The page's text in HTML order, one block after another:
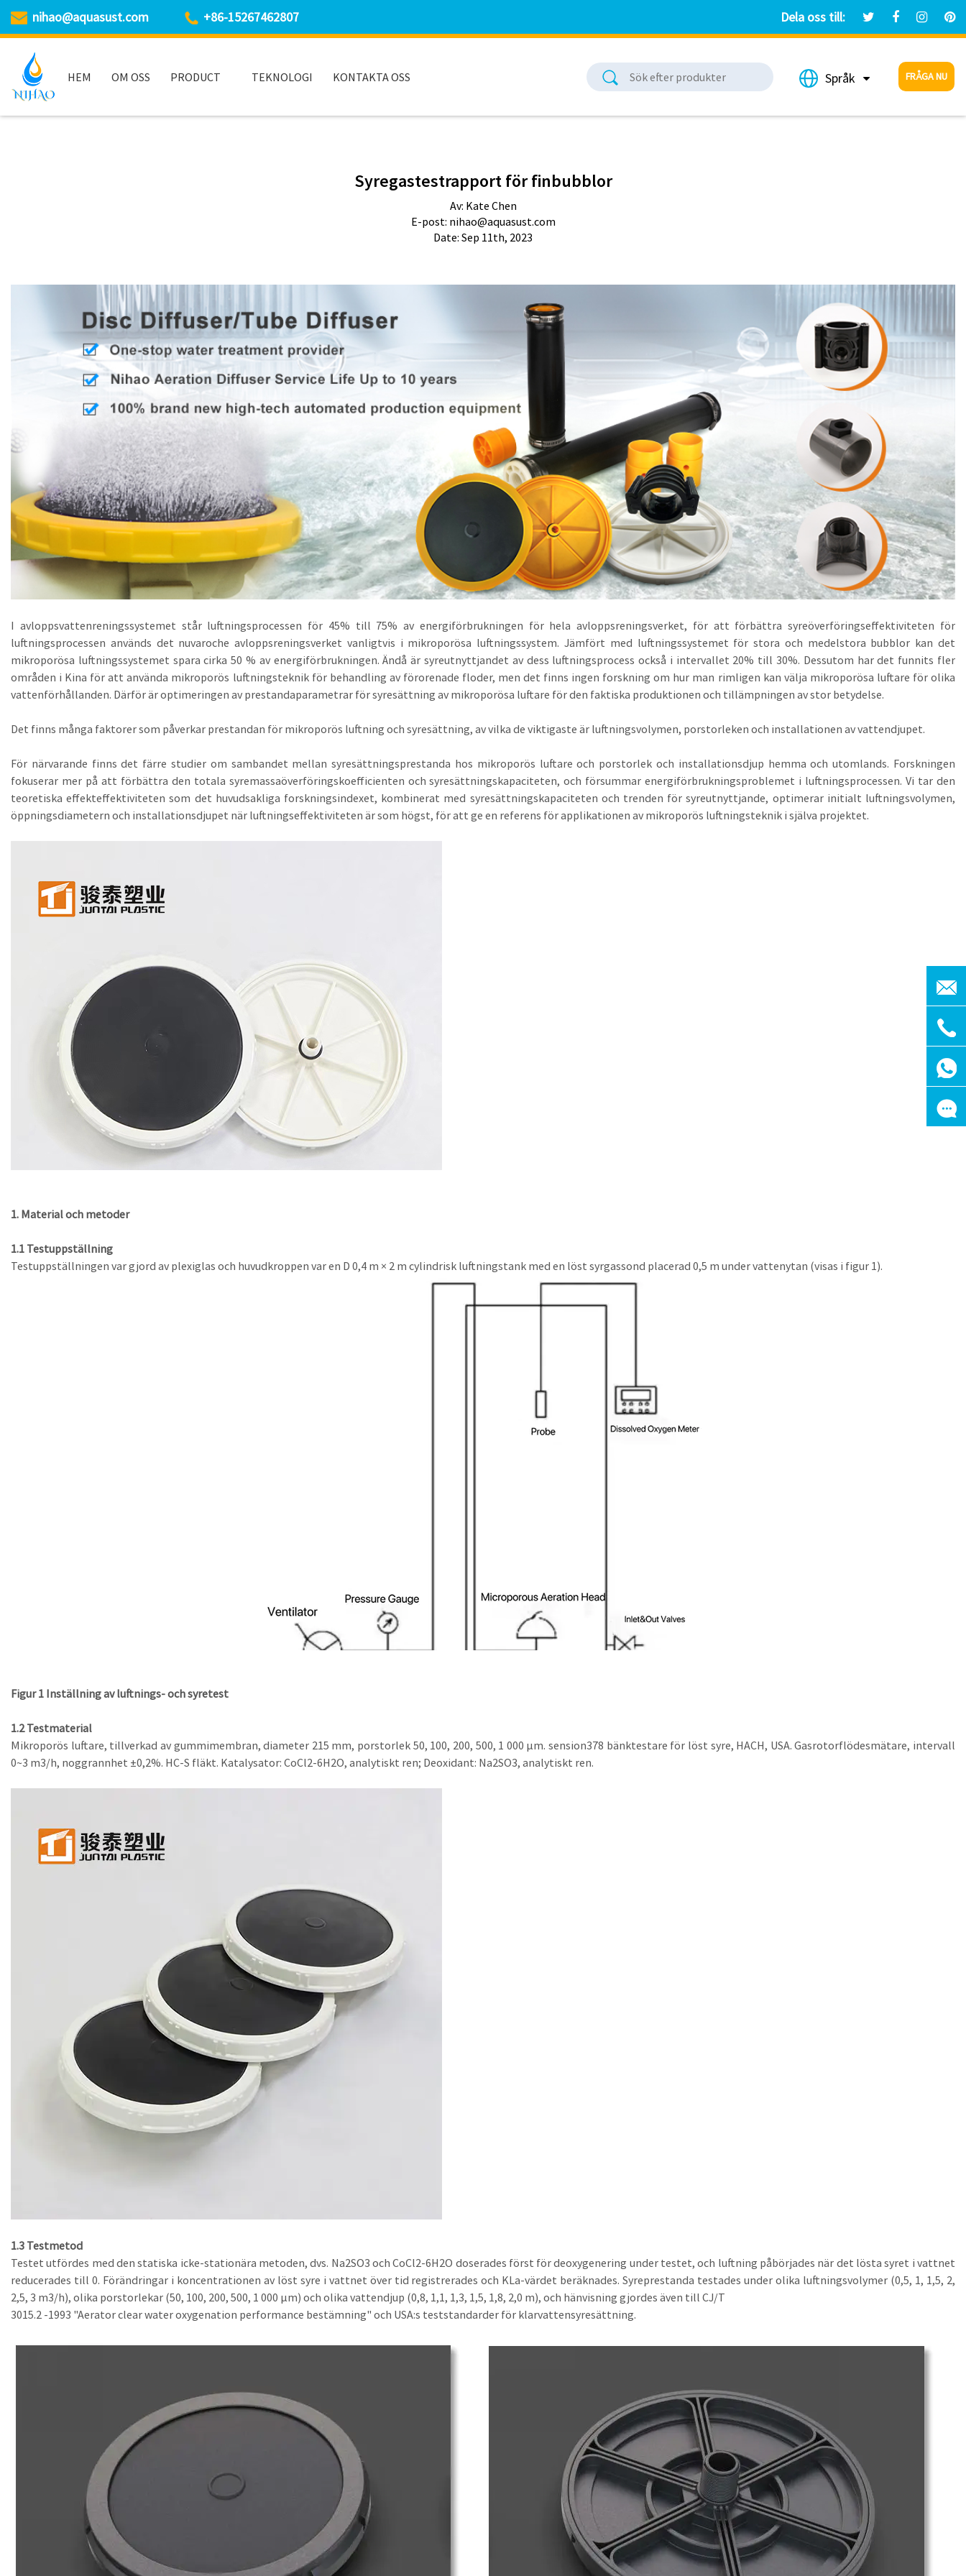
nihao@aquasust.com +86-15267462807 Dela oss till:
HEM OM OSS PRODUCT TEKNOLOGI KONTAKTA OSS Språk FRÅGA NU
Syregastestrapport för finbubblor
Av: Kate Chen
E-post: nihao@aquasust.com
Date: Sep 11th, 2023
I avloppsvattenreningssystemet står luftningsprocessen för 45% till 75% av energiförbrukningen för hela avloppsreningsverket, för att förbättra syreöverföringseffektiviteten för
luftningsprocessen används det nuvaroche avloppsreningsverket vanligtvis i mikroporösa luftningssystem. Jämfört med luftningssystemet för stora och medelstora bubblor kan det
mikroporösa luftningssystemet spara cirka 50 % av energiförbrukningen. Ändå är syreutnyttjandet av dess luftningsprocess också i intervallet 20% till 30%. Dessutom har det funnits fler
områden i Kina för att använda mikroporös luftningsteknik för behandling av förorenade floder, men det finns ingen forskning om hur man rimligen kan välja mikroporösa luftare för olika
vattenförhållanden. Därför är optimeringen av prestandaparametrar för syresättning av mikroporösa luftare för den faktiska produktionen och tillämpningen av stor betydelse.
Det finns många faktorer som påverkar prestandan för mikroporös luftning och syresättning, av vilka de viktigaste är luftningsvolymen, porstorleken och installationen av vattendjupet.
För närvarande finns det färre studier om sambandet mellan syresättningsprestanda hos mikroporös luftare och porstorlek och installationsdjup hemma och utomlands. Forskningen
fokuserar mer på att förbättra den totala syremassaöverföringskoefficienten och syresättningskapaciteten, och försummar energiförbrukningsproblemet i luftningsprocessen. Vi tar den
teoretiska effekteffektiviteten som det huvudsakliga forskningsindexet, kombinerat med syresättningskapaciteten och trenden för syreutnyttjande, optimerar initialt luftningsvolymen,
öppningsdiametern och installationsdjupet när luftningseffektiviteten är som högst, för att ge en referens för applikationen av mikroporös luftningsteknik i själva projektet.
1. Material och metoder
1.1 Testuppställning
Testuppställningen var gjord av plexiglas och huvudkroppen var en D 0,4 m × 2 m cylindrisk luftningstank med en löst syrgassond placerad 0,5 m under vattenytan (visas i figur 1).
Figur 1 Inställning av luftnings- och syretest
1.2 Testmaterial
Mikroporös luftare, tillverkad av gummimembran, diameter 215 mm, porstorlek 50, 100, 200, 500, 1 000 μm. sension378 bänktestare för löst syre, HACH, USA. Gasrotorflödesmätare, intervall
0~3 m3/h, noggrannhet ±0,2%. HC-S fläkt. Katalysator: CoCl2-6H2O, analytiskt ren; Deoxidant: Na2SO3, analytiskt ren.
1.3 Testmetod
Testet utfördes med den statiska icke-stationära metoden, dvs. Na2SO3 och CoCl2-6H2O doserades först för deoxygenering under testet, och luftning påbörjades när det lösta syret i vattnet
reducerades till 0. Förändringar i koncentrationen av löst syre i vattnet över tid registrerades och KLa-värdet beräknades. Syreprestanda testades under olika luftningsvolymer (0,5, 1, 1,5, 2,
2,5, 3 m3/h), olika porstorlekar (50, 100, 200, 500, 1 000 μm) och olika vattendjup (0,8, 1,1, 1,3, 1,5, 1,8, 2,0 m), och hänvisning gjordes även till CJ/T
3015.2 -1993 "Aerator clear water oxygenation performance bestämning" och USA:s teststandarder för klarvattensyresättning.